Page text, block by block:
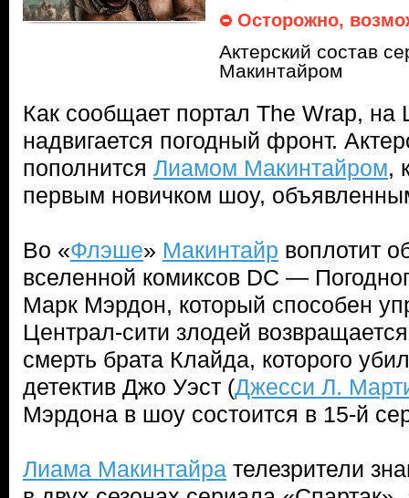
Осторожно,
Актерский состав
Макинтайром
Как сообщает портал The Wrap, на
надвигается погодный фронт.
пополнится Лиамом Макинтайром,
первым новичком шоу,
Во «Флэше» Макинтайр воплотит
вселенной комиксов DC —
Марк Мэрдон, который способен
Централ-сити злодей
смерть брата Клайда, которого
детектив Джо Уэст (Джесси Л.
Мэрдона в шоу состоится в 15-й
Лиама Макинтайра телезрители